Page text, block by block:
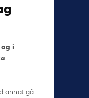
i
annat gå